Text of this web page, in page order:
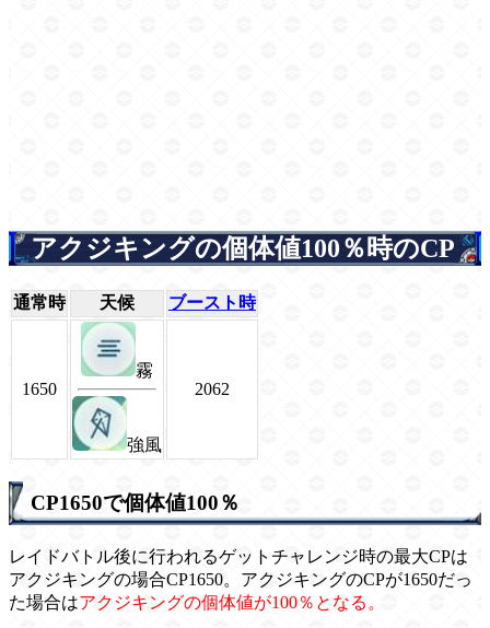
アクジキングの個体値100％時のCP
通常時 天候 ブースト時
1650
霧
強風
2062
CP1650で個体値100％
レイドバトル後に行われるゲットチャレンジ時の最大CPは
アクジキングの場合CP1650。アクジキングのCPが1650だっ
た場合はアクジキングの個体値が100％となる。